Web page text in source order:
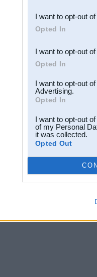
Downstream
third parties.
I want to opt-out
Opted In
I want to opt-out
Opted In
I want to opt-out
Advertising.
Opted In
I want to opt-out
of my Personal
it was collected.
Opted Out